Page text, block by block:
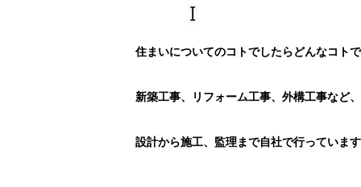
住まいについてのコトでしたらどんなコト
新築工事、リフォーム工事、外構工事など、
設計から施工、監理まで自社で行っていま